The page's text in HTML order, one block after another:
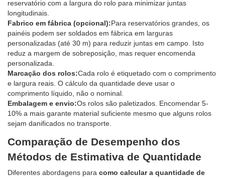
reservatório com a largura do rolo para minimizar juntas
longitudinais.
Fabrico em fábrica (opcional):Para reservatórios grandes, os
painéis podem ser soldados em fábrica em larguras
personalizadas (até 30 m) para reduzir juntas em campo. Isto
reduz a margem de sobreposição, mas requer encomenda
personalizada.
Marcação dos rolos:Cada rolo é etiquetado com o comprimento
e largura reais. O cálculo da quantidade deve usar o
comprimento líquido, não o nominal.
Embalagem e envio:Os rolos são paletizados. Encomendar 5-
10% a mais garante material suficiente mesmo que alguns rolos
sejam danificados no transporte.
Comparação de Desempenho dos
Métodos de Estimativa de Quantidade
Diferentes abordagens para como calcular a quantidade de